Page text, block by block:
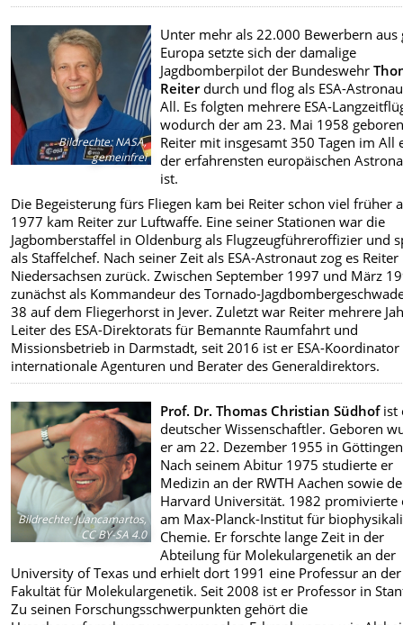
Bildrechte:NASA,
gemeinfrei
Unter mehr als 22.000 Bewerbern aus
Europa setzte sich der damalige
Jagdbomberpilot der Bundeswehr
Reiterdurch und flog als ESA-
All. Es folgten mehrere ESA-
wodurch der am 23. Mai 1958
Reiter mit insgesamt 350 Tagen im All
der erfahrensten europäischen
ist.
Die Begeisterung fürs Fliegen kam bei Reiter schon viel früher
1977 kam Reiter zur Luftwaffe. Eine seiner Stationen war die
Jagbomberstaffel in Oldenburg als Flugzeugführeroffizier und
als Staffelchef. Nach seiner Zeit als ESA-Astronaut zog es Reiter
Niedersachsen zurück. Zwischen September 1997 und März
zunächst als Kommandeur des Tornado-
38 auf dem Fliegerhorst in Jever. Zuletzt war Reiter mehrere
Leiter des ESA-Direktorats für Bemannte Raumfahrt und
Missionsbetrieb in Darmstadt, seit 2016 ist er ESA-Koordinator
internationale Agenturen und Berater des Generaldirektors.
Bildrechte:Juancamartos,
CC BY-SA 4.0
Prof. Dr. Thomas Christian Südhofist
deutscher Wissenschaftler. Geboren
er am 22. Dezember 1955 in
Nach seinem Abitur 1975 studierte er
Medizin an der RWTH Aachen sowie
Harvard Universität. 1982 promivierte
am Max-Planck-Institut für
Chemie. Er forschte lange Zeit in der
Abteilung für Molekulargenetik an der
University of Texas und erhielt dort 1991 eine Professur an der
Fakultät für Molekulargenetik. Seit 2008 ist er Professor in
Zu seinen Forschungsschwerpunkten gehört die